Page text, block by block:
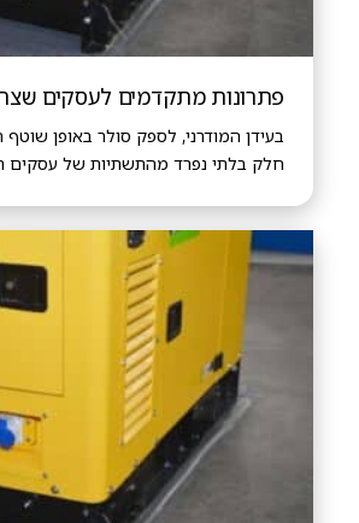
פתרונות מתקדמים לעסקים
בעידן המודרני, לספק סולר באופן שוטף
חלק בלתי נפרד מהתשתיות של עסקים